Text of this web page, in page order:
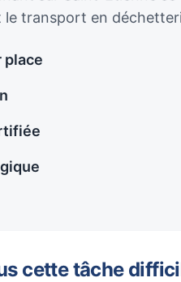
le transport en
place
cette tâche